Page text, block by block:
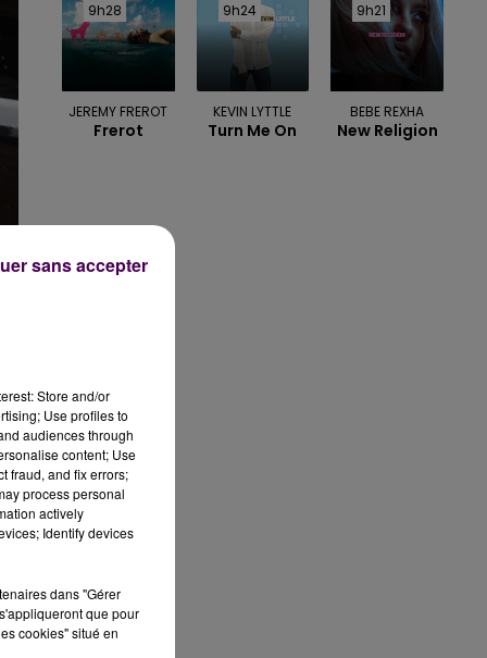
9h28
9h28
JEREMY FREROT
Frerot
9h24
9h24
KEVIN LYTTLE
Turn Me On
9h21
9h21
BEBE REXHA
New Religion
Store and/or
Use profiles to
audiences through
content; Use
fraud, and fix errors;
process personal
actively
Identify devices
dans "Gérer
que pour
cookies" situé en
sans accepter